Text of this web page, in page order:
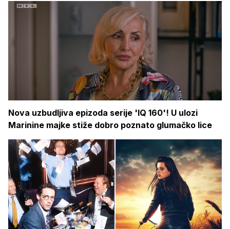
Nova uzbudljiva epizoda serije 'IQ 160'! U ulozi
Marinine majke stiže dobro poznato glumačko lice